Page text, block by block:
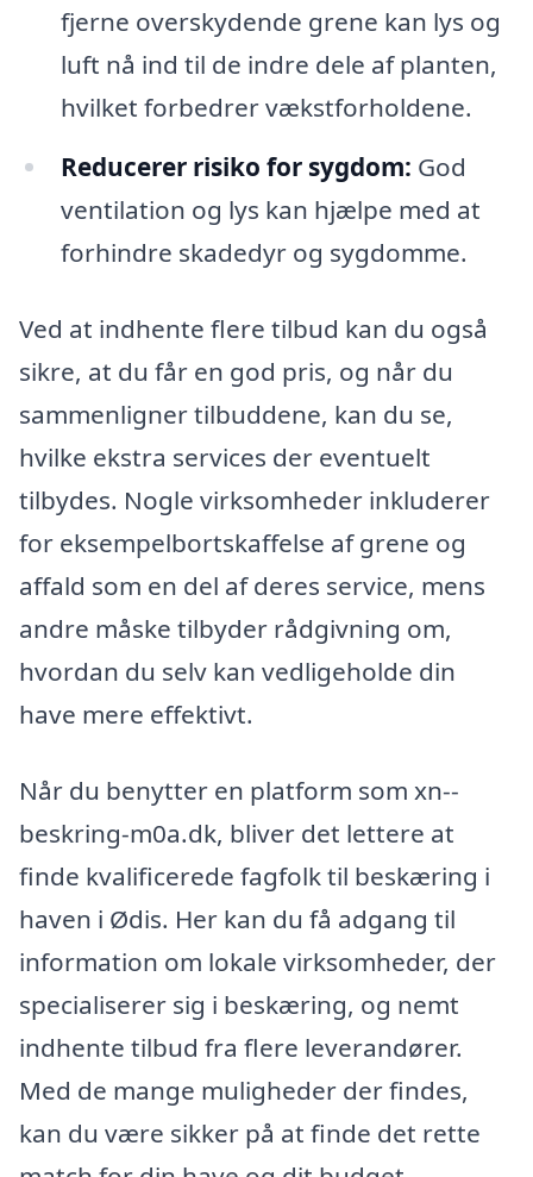
fjerne overskydende grene kan lys og
luft nå ind til de indre dele af planten,
hvilket forbedrer vækstforholdene.
Reducerer risiko for sygdom: God
ventilation og lys kan hjælpe med at
forhindre skadedyr og sygdomme.
Ved at indhente flere tilbud kan du også
sikre, at du får en god pris, og når du
sammenligner tilbuddene, kan du se,
hvilke ekstra services der eventuelt
tilbydes. Nogle virksomheder inkluderer
for eksempelbortskaffelse af grene og
affald som en del af deres service, mens
andre måske tilbyder rådgivning om,
hvordan du selv kan vedligeholde din
have mere effektivt.
Når du benytter en platform som xn--
beskring-m0a.dk, bliver det lettere at
finde kvalificerede fagfolk til beskæring i
haven i Ødis. Her kan du få adgang til
information om lokale virksomheder, der
specialiserer sig i beskæring, og nemt
indhente tilbud fra flere leverandører.
Med de mange muligheder der findes,
kan du være sikker på at finde det rette